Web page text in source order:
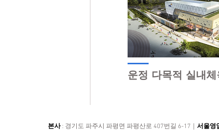
운정 다목적 실내
본사: 경기도 파주시 파평면 파평산로 407번길 6-17｜ 서울영